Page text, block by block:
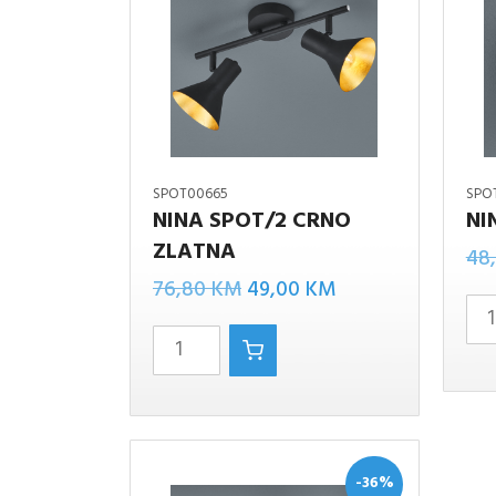
SPOT00665
NINA SPOT/2 CRNO
ZLATNA
76,80KM Izvorna
cijena
bila
76,80 KM.
49,00 KMTrenutna
NINA
SPOT/2
CRNO
NINA
SPOT/1
-36%